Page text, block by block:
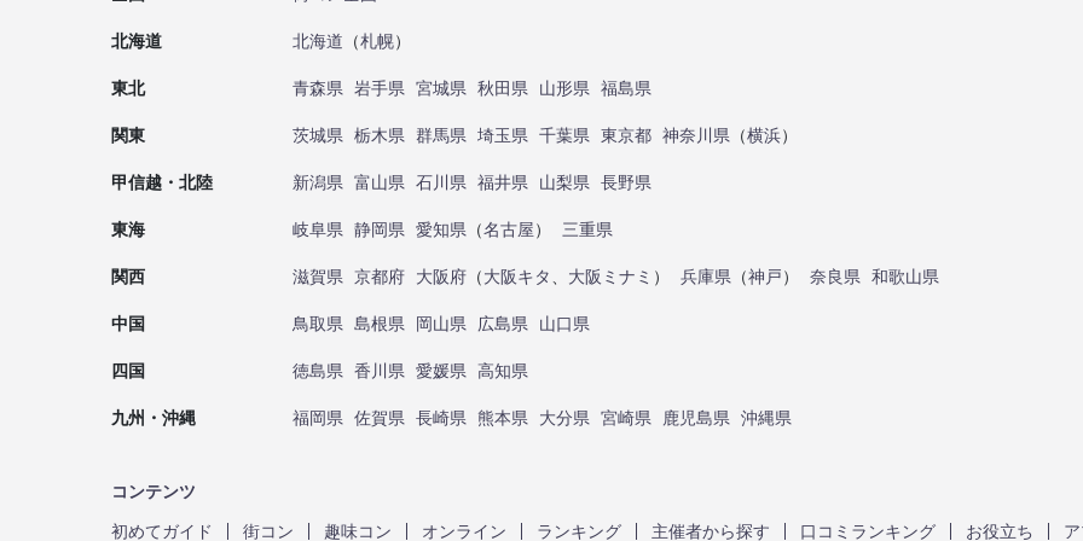
北海道 北海道 （札幌）
東北 青森県 岩手県 宮城県 秋田県 山形県 福島県
関東 茨城県 栃木県 群馬県 埼玉県 千葉県 東京都 神奈川県 （横浜）
甲信越・北陸 新潟県 富山県 石川県 福井県 山梨県 長野県
東海 岐阜県 静岡県 愛知県 （名古屋） 三重県
関西 滋賀県 京都府 大阪府 （大阪キタ 大阪ミナミ ） 兵庫県 （神戸） 奈良県 和歌山県
中国 鳥取県 島根県 岡山県 広島県 山口県
四国 徳島県 香川県 愛媛県 高知県
九州・沖縄 福岡県 佐賀県 長崎県 熊本県 大分県 宮崎県 鹿児島県 沖縄県
コンテンツ
初めてガイド
街コン 趣味コン オンライン ランキング 主催者から探す 口コミランキング お役立ち